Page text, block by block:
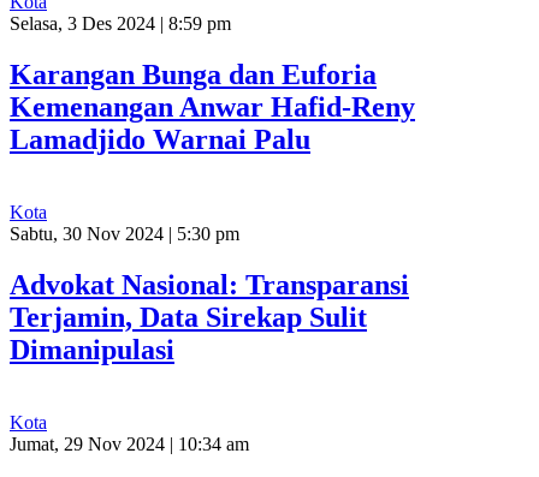
Selasa, 3 Des 2024 | 8:59 pm
Karangan Bunga dan Euforia
Kemenangan Anwar Hafid-Reny
Lamadjido Warnai Palu
Kota
Sabtu, 30 Nov 2024 | 5:30 pm
Advokat Nasional: Transparansi
Terjamin, Data Sirekap Sulit
Dimanipulasi
Kota
Jumat, 29 Nov 2024 | 10:34 am